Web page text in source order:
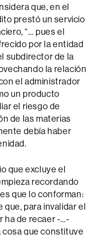
que, en el
prestó un servicio
“… pues el
por la entidad
subdirector de la
la relación
el administrador
un producto
el riesgo de
de las materias
debía haber
que excluye el
recordando
que lo conforman:
que, para invalidar el
ha de recaer -…-
que constituye